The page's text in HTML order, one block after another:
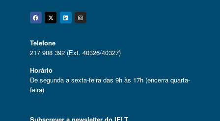
Facebook
Twitter
Linkedin
Instagram
Telefone
217 908 392 (Ext. 40326/40327)
Horário
De segunda a sexta-feira das 9h às 17h (encerra quarta-
feira)